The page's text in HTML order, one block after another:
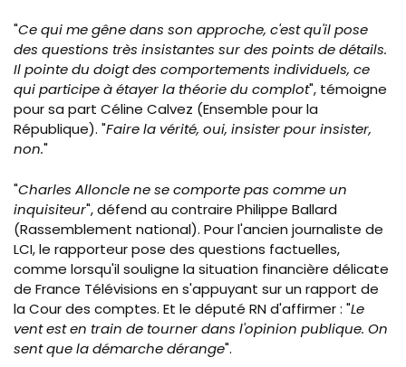
"Ce qui me gêne dans son approche, c'est qu'il pose
des questions très insistantes sur des points de détails.
Il pointe du doigt des comportements individuels, ce
qui participe à étayer la théorie du complot", témoigne
pour sa part Céline Calvez (Ensemble pour la
République). "Faire la vérité, oui, insister pour insister,
non."
"Charles Alloncle ne se comporte pas comme un
inquisiteur", défend au contraire Philippe Ballard
(Rassemblement national). Pour l'ancien journaliste de
LCI, le rapporteur pose des questions factuelles,
comme lorsqu'il souligne la situation financière délicate
de France Télévisions en s'appuyant sur un rapport de
la Cour des comptes. Et le député RN d'affirmer : "Le
vent est en train de tourner dans l'opinion publique. On
sent que la démarche dérange".